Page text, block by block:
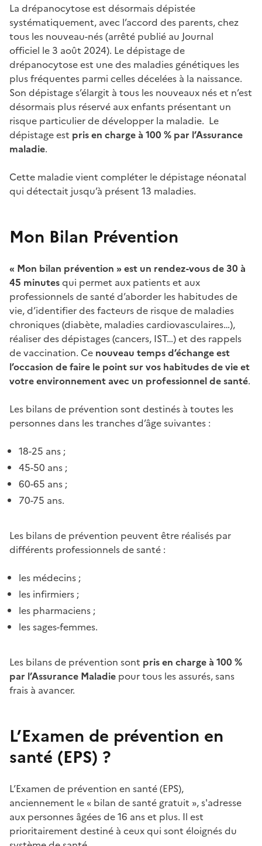
La drépanocytose est désormais dépistée
systématiquement, avec l’accord des parents, chez
tous les nouveau-nés (arrêté publié au Journal
officiel le 3 août 2024). Le dépistage de
drépanocytose est une des maladies génétiques les
plus fréquentes parmi celles décelées à la naissance.
Son dépistage s’élargit à tous les nouveaux nés et n’est
désormais plus réservé aux enfants présentant un
risque particulier de développer la maladie. Le
dépistage est pris en charge à 100 % par l’Assurance
maladie.
Cette maladie vient compléter le dépistage néonatal
qui détectait jusqu’à présent 13 maladies.
Mon Bilan Prévention
« Mon bilan prévention » est un rendez-vous de 30 à
45 minutesqui permet aux patients et aux
professionnels de santé d’aborder les habitudes de
vie, d’identifier des facteurs de risque de maladies
chroniques (diabète, maladies cardiovasculaires…),
réaliser des dépistages (cancers, IST…) et des rappels
de vaccination. Ce nouveau temps d’échange est
l’occasion de faire le point sur vos habitudes de vie et
votre environnement avec un professionnel de santé.
Les bilans de prévention sont destinés à toutes les
personnes dans les tranches d’âge suivantes :
18-25 ans ;
45-50 ans ;
60-65 ans ;
70-75 ans.
Les bilans de prévention peuvent être réalisés par
différents professionnels de santé :
les médecins ;
les infirmiers ;
les pharmaciens ;
les sages-femmes.
Les bilans de prévention sont pris en charge à 100 %
par l’Assurance Maladie pour tous les assurés, sans
frais à avancer.
L’Examen de prévention en
santé (EPS) ?
L’Examen de prévention en santé (EPS),
anciennement le « bilan de santé gratuit »,s'adresse
aux personnes âgées de 16 ans et plus. Il est
prioritairement destiné à ceux qui sont éloignés du